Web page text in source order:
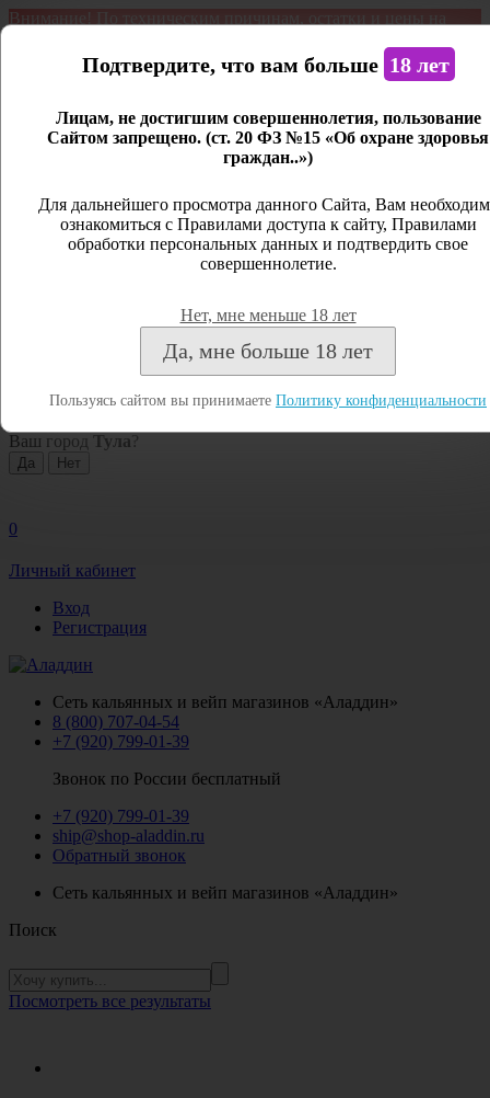
Внимание! По техническим причинам, остатки и цены на
является демонстрационным. Дистанционная продажа не
Открыть сайдбар
Личный кабинет
Закрыть
Посмотреть все результаты
Ваш город Тула ?
0
Личный кабинет
Вход
Регистрация
Сеть кальянных и вейп магазинов «Аладдин»
8 (800) 707-04-54
+7 (920) 799-01-39
Звонок по России бесплатный
+7 (920) 799-01-39
ship@shop-aladdin.ru
Обратный звонок
Сеть кальянных и вейп магазинов «Аладдин»
Поиск
Посмотреть все результаты
Подтвердите, что вам больше 18 лет
Лицам, не достигшим совершеннолетия, пользование
Сайтом запрещено. (ст. 20 ФЗ №15 «Об охране здоровья
граждан..»)
Для дальнейшего просмотра данного Сайта, Вам
ознакомиться с Правилами доступа к сайту, Правилами
обработки персональных данных и подтвердить свое
совершеннолетие.
Нет, мне меньше 18 лет
Да, мне больше 18 лет
Пользуясь сайтом вы принимаете Политику конфиденциальности